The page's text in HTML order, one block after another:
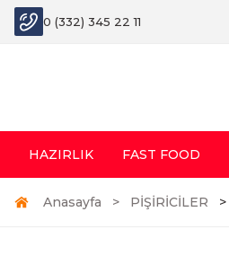
0 (332) 345 22 11
HAZIRLIK FAST FOOD
Anasayfa PİŞİRİCİLER